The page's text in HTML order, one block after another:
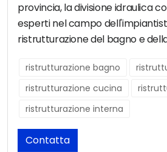
provincia, la divisione idraulica
esperti nel campo
ristrutturazione del bagno e
ristrutturazione bagno
ristrutturazione cucina
ristrutturazione interna
Contatta